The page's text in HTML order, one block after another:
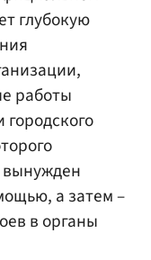
глубокую
работы
вынужден
а затем –
в органы